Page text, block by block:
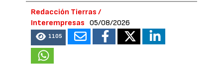
Redacción Tierras /
Interempresas
05/08/2026
1105